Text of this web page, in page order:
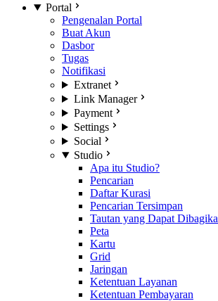
Portal
Pengenalan Portal
Buat Akun
Dasbor
Tugas
Notifikasi
Extranet
Link Manager
Payment
Settings
Social
Studio
Apa itu Studio?
Pencarian
Daftar Kurasi
Pencarian Tersimpan
Tautan yang Dapat
Peta
Kartu
Grid
Jaringan
Ketentuan Layanan
Ketentuan Pembayaran